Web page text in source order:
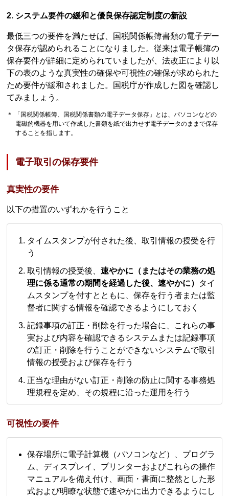
2. システム要件の緩和と優良保存認定制度の新設
最低三つの要件を満たせば、国税関係帳簿書類の電子デー
タ保存が認められることになりました。従来は電子帳簿の
保存要件が詳細に定められていましたが、法改正により以
下の表のような真実性の確保や可視性の確保が求められた
ため要件が緩和されました。国税庁が作成した図を確認し
てみましょう。
＊ 「国税関係帳簿、国税関係書類の電子データ保存」とは、パソコンなどの
電磁的機器を用いて作成した書類を紙で出力せず電子データのままで保存
することを指します。
電子取引の保存要件
真実性の要件
以下の措置のいずれかを行うこと
タイムスタンプが付された後、取引情報の授受を行
う
取引情報の授受後、速やかに（またはその業務の処
理に係る通常の期間を経過した後、速やかに） タイ
ムスタンプを付すとともに、保存を行う者または監
督者に関する情報を確認できるようにしておく
記録事項の訂正・削除を行った場合に、これらの事
実および内容を確認できるシステムまたは記録事項
の訂正・削除を行うことができないシステムで取引
情報の授受および保存を行う
正当な理由がない訂正・削除の防止に関する事務処
理規程を定め、その規程に沿った運用を行う
可視性の要件
保存場所に電子計算機（パソコンなど）、プログラ
ム、ディスプレイ、プリンターおよびこれらの操作
マニュアルを備え付け、画面・書面に整然とした形
式および明瞭な状態で速やかに出力できるようにし